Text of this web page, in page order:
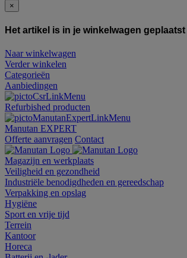
×
Het artikel is in je winkelwagen geplaatst
Naar winkelwagen
Verder winkelen
Categorieën
Aanbiedingen
Refurbished producten
Manutan EXPERT
Offerte aanvragen Contact
Magazijn en werkplaats
Veiligheid en gezondheid
Industriële benodigdheden en gereedschap
Verpakking en opslag
Hygiëne
Sport en vrije tijd
Terrein
Kantoor
Horeca